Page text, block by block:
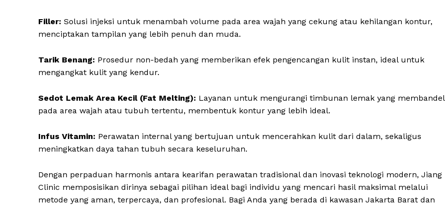
Filler: Solusi injeksi untuk menambah volume pada area wajah yang cekung atau kehilangan kontur,
menciptakan tampilan yang lebih penuh dan muda.
Tarik Benang: Prosedur non-bedah yang memberikan efek pengencangan kulit instan, ideal untuk
mengangkat kulit yang kendur.
Sedot Lemak Area Kecil (Fat Melting): Layanan untuk mengurangi timbunan lemak yang membandel
pada area wajah atau tubuh tertentu, membentuk kontur yang lebih ideal.
Infus Vitamin: Perawatan internal yang bertujuan untuk mencerahkan kulit dari dalam, sekaligus
meningkatkan daya tahan tubuh secara keseluruhan.
Dengan perpaduan harmonis antara kearifan perawatan tradisional dan inovasi teknologi modern, Jiang
Clinic memposisikan dirinya sebagai pilihan ideal bagi individu yang mencari hasil maksimal melalui
metode yang aman, terpercaya, dan profesional. Bagi Anda yang berada di kawasan Jakarta Barat dan